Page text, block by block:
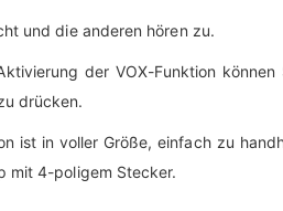
und die anderen hören zu.
der VOX-Funktion
drücken.
ist in voller Größe, einfach zu
mit 4-poligem Stecker.